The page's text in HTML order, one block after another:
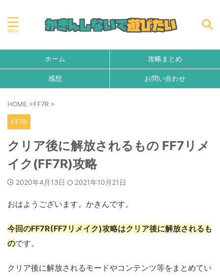
ホーム 攻略まとめ
感想 お問い合わせ
HOME >FF7R >
FF7R
クリア後に解放されるもの FF7リメ
イク(FF7R)攻略
2020年4月13日 2021年10月21日
おはようございます。かきんです。
今回のFF7R(FF7リメイク)攻略はクリア後に解放されるも
のです。
クリア後に解放されるモードやコンテンツ等をまとめてい